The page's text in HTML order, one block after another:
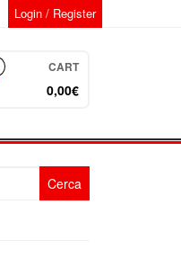
Login / Register
CART
0,00€